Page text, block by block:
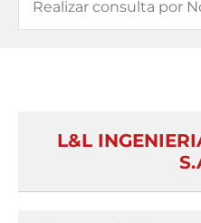
L&L